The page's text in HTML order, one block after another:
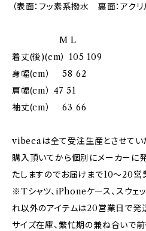
（表面：フッ素系撥水 裏面：アクリ
M L
着丈(後)(cm） 105 109
身幅(cm） 58 62
肩幅(cm） 47 51
袖丈(cm） 63 66
vibecaは全て受注生産とさせてい
購入頂いてから個別にメーカーに
たしますのでお届けまで10〜20営
※Tシャツ、iPhoneケース、スウェ
れ以外のアイテムは20営業日で発
サイズ在庫、繁忙期の兼ね合いで